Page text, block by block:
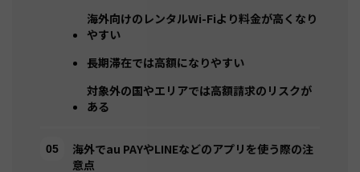
海外向けのレンタルWi-Fiより料金が高くなり
やすい
長期滞在では高額になりやすい
対象外の国やエリアでは高額請求のリスクが
ある
海外でau PAYやLINEなどのアプリを使う際の注
意点